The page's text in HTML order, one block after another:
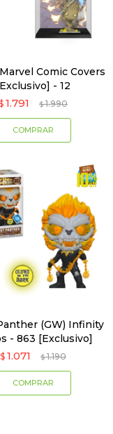
Comic Covers
- 12
1.791 $ 1.990
(GW) Infinity
- 863 [Exclusivo]
$ 1.071 $ 1.190